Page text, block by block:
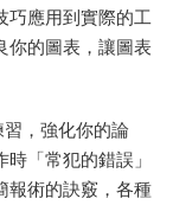
巧應用到實際的工
你的圖表，讓圖表
，強化你的論
「常犯的錯誤」
術的訣竅，各種